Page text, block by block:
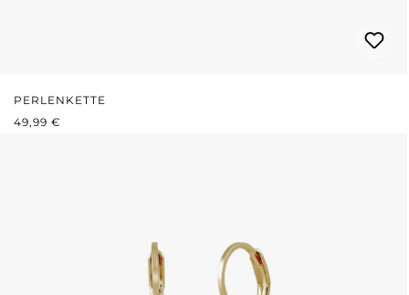
PERLENKETTE
REGULÄRER PREIS:
49,99 €